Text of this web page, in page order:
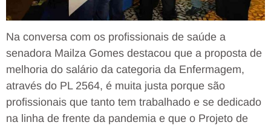
Na conversa com os profissionais de saúde a
senadora Mailza Gomes destacou que a proposta de
melhoria do salário da categoria da Enfermagem,
através do PL 2564, é muita justa porque são
profissionais que tanto tem trabalhado e se dedicado
na linha de frente da pandemia e que o Projeto de